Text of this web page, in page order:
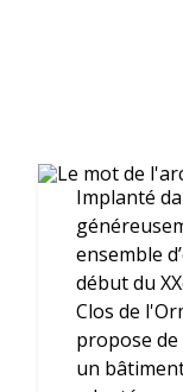
Implanté
ensemble
début du
Clos de
propose
un